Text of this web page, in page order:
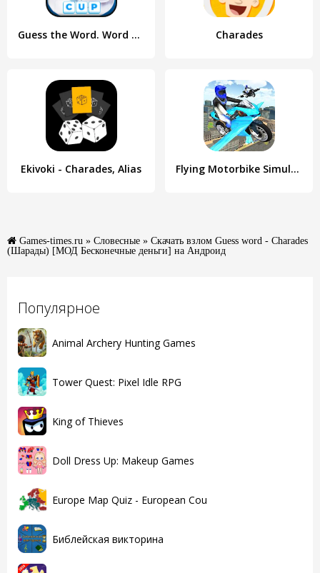
Популярное
Animal Archery Hunting Games
Tower Quest: Pixel Idle RPG
King of Thieves
Doll Dress Up: Makeup Games
Europe Map Quiz - European Cou
Библейская викторина
Guess the Word. Word Games Charades
Ekivoki - Charades, Alias Flying Motorbike Simulator
Games-times.ru » Словесные » Скачать взлом Guess word - Charades
(Шарады) [МОД Бесконечные деньги] на Андроид